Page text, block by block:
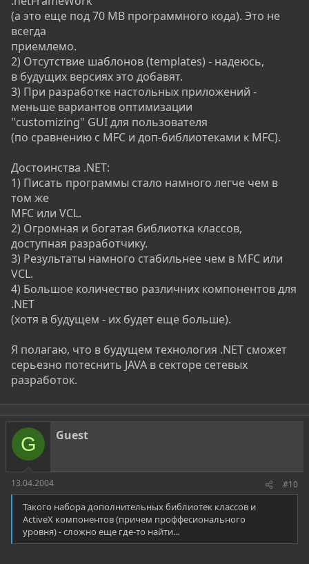
(а это еще под 70 MB программного кода). Это не
всегда
приемлемо.
2) Отсутствие шаблонов (templates) - надеюсь,
в будущих версиях это добавят.
3) При разработке настольных приложений -
меньше вариантов оптимизации
"customizing" GUI для пользователя
(по сравнению с MFC и доп-библиотеками к MFC).
Достоинства .NET:
1) Писать программы стало намного легче чем в
том же
MFC или VCL.
2) Огромная и богатая библиотка классов,
доступная разработчику.
3) Результаты намного стабильнее чем в MFC или
VCL.
4) Большое количество различних компонентов для
.NET
(хотя в будущем - их будет еще больше).
Я полагаю, что в будущем технология .NET сможет
серьезно потеснить JAVA в секторе сетевых
разработок.
G Guest
13.04.2004 #10
Такого набора дополнительных библиотек классов и
ActiveX компонентов (причем проффесионального
уровня) - сложно еще где-то найти...